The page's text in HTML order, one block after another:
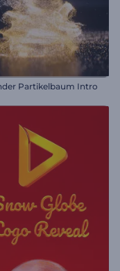
Partikelbaum Intro